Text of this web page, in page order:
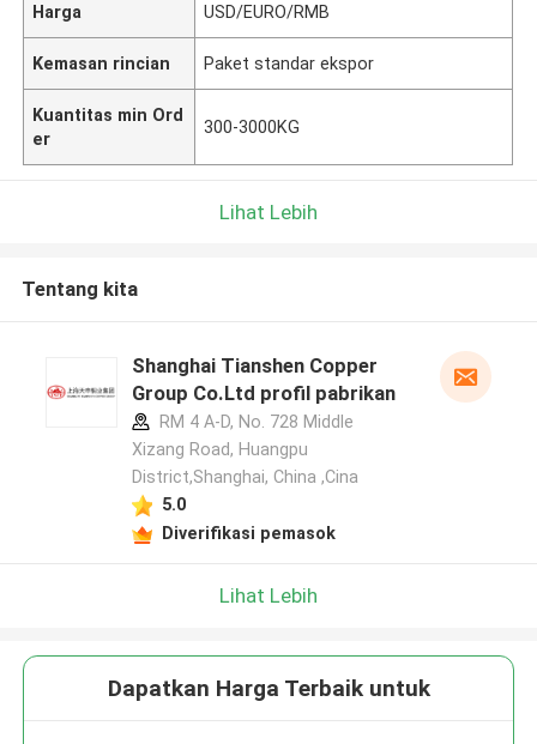
Harga USD/EURO/RMB
Kemasan rincian Paket standar ekspor
Kuantitas min Ord
er
300-3000KG
Lihat Lebih
Tentang kita
Shanghai Tianshen Copper
Group Co.Ltd profil pabrikan
RM 4 A-D, No. 728 Middle
Xizang Road, Huangpu
District,Shanghai, China ,Cina
5.0
Diverifikasi pemasok
Lihat Lebih
Dapatkan Harga Terbaik untuk